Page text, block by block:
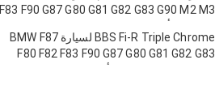
F83 F90 G87 G80 G81 G82 G83 G90 M2 M3
BBS Fi-R Triple Chrome لسيارة BMW F87
F80 F82 F83 F90 G87 G80 G81 G82 G83